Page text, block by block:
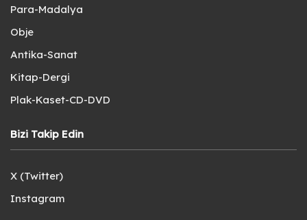
Para-Madalya
Obje
Antika-Sanat
Kitap-Dergi
Plak-Kaset-CD-DVD
Bizi Takip Edin
X (Twitter)
Instagram